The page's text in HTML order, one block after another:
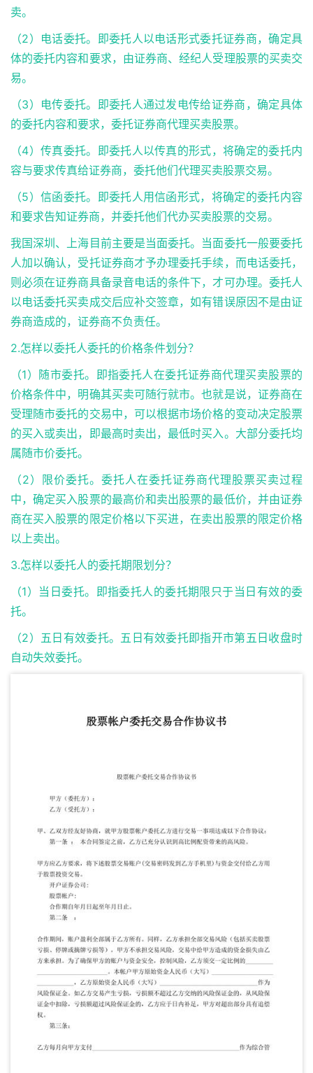
卖。
（2）电话委托。即委托人以电话形式委托证券商，确定具
体的委托内容和要求，由证券商、经纪人受理股票的买卖交
易。
（3）电传委托。即委托人通过发电传给证券商，确定具体
的委托内容和要求，委托证券商代理买卖股票。
（4）传真委托。即委托人以传真的形式，将确定的委托内
容与要求传真给证券商，委托他们代理买卖股票交易。
（5）信函委托。即委托人用信函形式，将确定的委托内容
和要求告知证券商，并委托他们代办买卖股票的交易。
我国深圳、上海目前主要是当面委托。当面委托一般要委托
人加以确认，受托证券商才予办理委托手续，而电话委托，
则必须在证券商具备录音电话的条件下，才可办理。委托人
以电话委托买卖成交后应补交签章，如有错误原因不是由证
券商造成的，证券商不负责任。
2.怎样以委托人委托的价格条件划分？
（1）随市委托。即指委托人在委托证券商代理买卖股票的
价格条件中，明确其买卖可随行就市。也就是说，证券商在
受理随市委托的交易中，可以根据市场价格的变动决定股票
的买入或卖出，即最高时卖出，最低时买入。大部分委托均
属随市价委托。
（2）限价委托。委托人在委托证券商代理股票买卖过程
中，确定买入股票的最高价和卖出股票的最低价，并由证券
商在买入股票的限定价格以下买进，在卖出股票的限定价格
以上卖出。
3.怎样以委托人的委托期限划分？
（1）当日委托。即指委托人的委托期限只于当日有效的委
托。
（2）五日有效委托。五日有效委托即指开市第五日收盘时
自动失效委托。